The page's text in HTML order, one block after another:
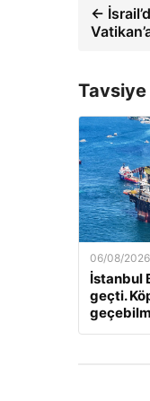
←
06/08/2026
İstanbul
geçti.